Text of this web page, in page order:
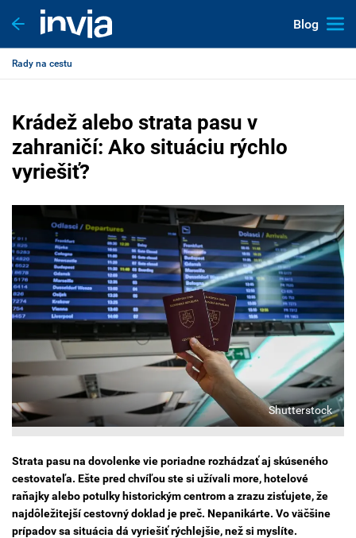
Blog
Rady na cestu
Krádež alebo strata pasu v
zahraničí: Ako situáciu rýchlo
vyriešiť?
Shutterstock
Strata pasu na dovolenke vie poriadne rozhádzať aj skúseného
cestovateľa. Ešte pred chvíľou ste si užívali more, hotelové
raňajky alebo potulky historickým centrom a zrazu zisťujete, že
najdôležitejší cestovný doklad je preč. Nepanikárte. Vo väčšine
prípadov sa situácia dá vyriešiť rýchlejšie, než si myslíte.